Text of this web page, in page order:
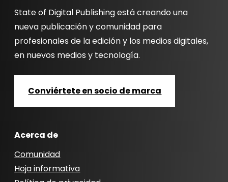
State of Digital Publishing está creando una
nueva publicación y comunidad para
profesionales de la edición y los medios digitales,
en nuevos medios y tecnología.
Conviértete en socio de marca
Acerca de
Comunidad
Hoja informativa